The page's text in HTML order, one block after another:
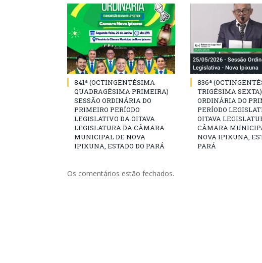
841ª (OCTINGENTÉSIMA
QUADRAGÉSIMA PRIMEIRA)
SESSÃO ORDINÁRIA DO
PRIMEIRO PERÍODO
LEGISLATIVO DA OITAVA
LEGISLATURA DA CÂMARA
MUNICIPAL DE NOVA
IPIXUNA, ESTADO DO PARÁ
836ª
TRIGÉSIMA
ORDINÁRIA DO
PERÍODO
OITAVA
CÂMARA
NOVA IPIXUNA,
PARÁ
Os comentários estão fechados.